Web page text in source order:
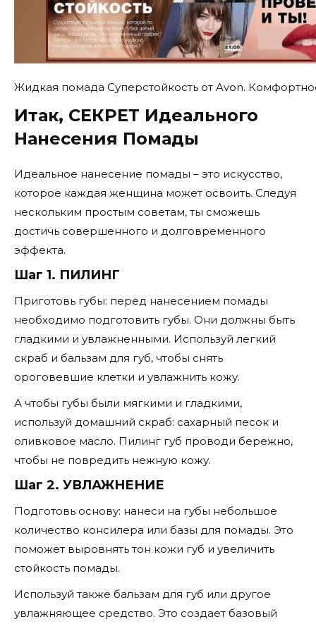
Жидкая помада Суперстойкость от Avon.
Итак, СЕКРЕТ Идеального
Нанесения Помады
Идеальное нанесение помады – это искусство,
которое каждая женщина может освоить. Следуя
нескольким простым советам, ты сможешь
достичь совершенного и долговременного
эффекта.
Шаг 1. ПИЛИНГ
Приготовь губы: перед нанесением помады
необходимо подготовить губы. Они должны быть
гладкими и увлажненными. Используй легкий
скраб и бальзам для губ, чтобы снять
ороговевшие клетки и увлажнить кожу.
А чтобы губы были мягкими и гладкими,
используй домашний скраб: сахарный песок и
оливковое масло. Пилинг губ проводи бережно,
чтобы не повредить нежную кожу.
Шаг 2. УВЛАЖНЕНИЕ
Подготовь основу: нанеси на губы небольшое
количество консилера или базы для помады. Это
поможет выровнять тон кожи губ и увеличить
стойкость помады.
Используй также бальзам для губ или другое
увлажняющее средство. Это создает базовый